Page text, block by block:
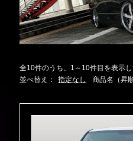
全10件のうち、1～10件目を表示し
並べ替え：
指定なし 商品名（昇順